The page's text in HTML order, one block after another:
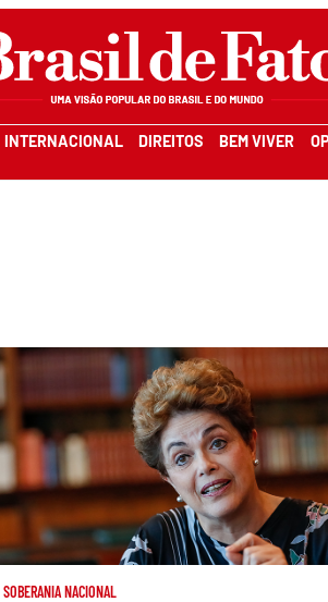
INTERNACIONAL DIREITOS BEM VIVER
SOBERANIA NACIONAL